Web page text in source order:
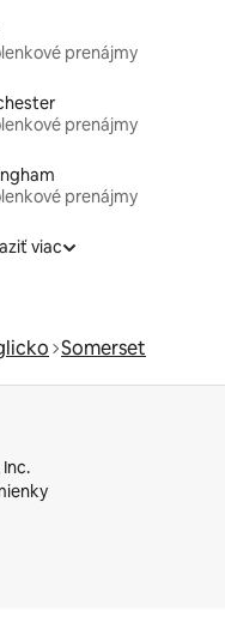
prenájmy
prenájmy
prenájmy
viac
Somerset